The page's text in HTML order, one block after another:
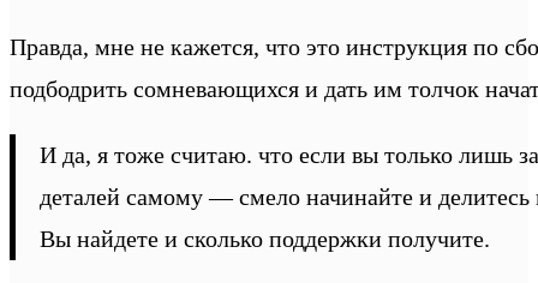
Правда, мне не кажется, что это инструкция по
подбодрить сомневающихся и дать им толчок
И да, я тоже считаю. что если вы только лишь
деталей самому — смело начинайте и
Вы найдете и сколько поддержки получите.